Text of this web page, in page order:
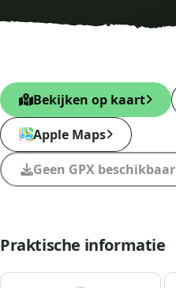
Bekijken op kaart
Apple Maps
Geen GPX beschikbaar
Praktische informatie